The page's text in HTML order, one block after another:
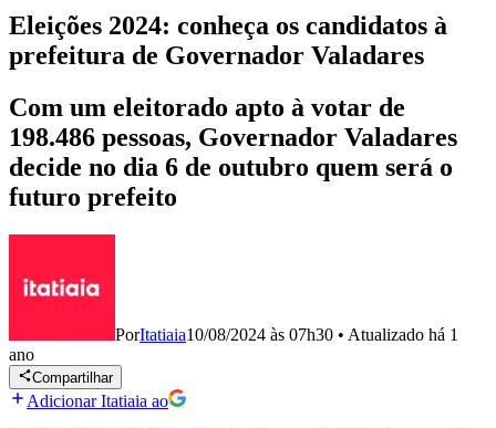
Eleições 2024: conheça os candidatos à
prefeitura de Governador Valadares
Com um eleitorado apto à votar de
198.486 pessoas, Governador Valadares
decide no dia 6 de outubro quem será o
futuro prefeito
PorItatiaia10/08/2024 às 07h30 • Atualizado há 1
ano
Compartilhar
Adicionar Itatiaia ao